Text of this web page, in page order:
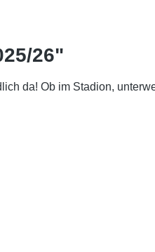
26"
da! Ob im Stadion,